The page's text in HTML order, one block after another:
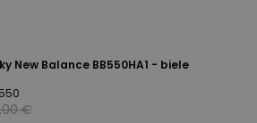
New Balance BB550HA1 - biele
€